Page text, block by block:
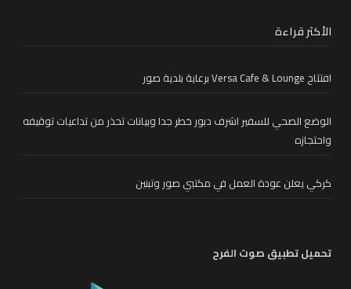
الأكثر قراءة
افتتاح Versa Cafe & Lounge برعاية بلدية صور
الوضع الصحي للسفير اشرف دبور خطر جدا وبيانات تحذر من تداعيات توقيفه
واحتجازه
كركي يعلن عودة العمل في مكتبي صور وتبنين
تحميل تطبيق صوت الفرح